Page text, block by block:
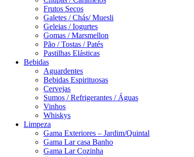
Frutos Secos
Galetes / Chás/ Muesli
Geleias / Iogurtes
Gomas / Marsmellon
Pão / Tostas / Patés
Pastilhas Elásticas
Bebidas
Aguardentes
Bebidas Espirituosas
Cervejas
Sumos / Refrigerantes / Águas
Vinhos
Whiskys
Limpeza
Gama Exteriores – Jardim/Quintal
Gama Lar casa Banho
Gama Lar Cozinha